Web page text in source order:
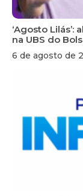
‘Agosto
na UBS do
6 de agosto de